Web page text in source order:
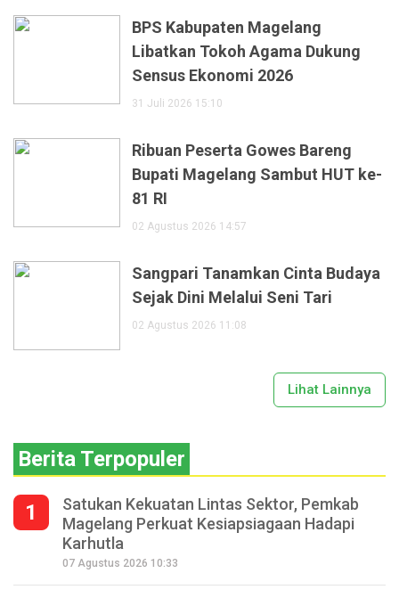
BPS Kabupaten Magelang
Libatkan Tokoh Agama Dukung
Sensus Ekonomi 2026
31 Juli 2026 15:10
Ribuan Peserta Gowes Bareng
Bupati Magelang Sambut HUT ke-
81 RI
02 Agustus 2026 14:57
Sangpari Tanamkan Cinta Budaya
Sejak Dini Melalui Seni Tari
02 Agustus 2026 11:08
Lihat Lainnya
Berita Terpopuler
1
Satukan Kekuatan Lintas Sektor, Pemkab
Magelang Perkuat Kesiapsiagaan Hadapi
Karhutla
07 Agustus 2026 10:33